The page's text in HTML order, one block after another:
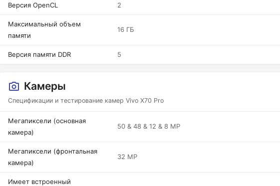
Версия OpenCL 2
Максимальный объем
памяти
16 ГБ
Версия памяти DDR 5
Камеры
Спецификации и тестирование камер Vivo X70 Pro
Мегапиксели (основная
камера)
50 & 48 & 12 & 8 MP
Мегапиксели (фронтальная
камера)
32 MP
Имеет встроенный